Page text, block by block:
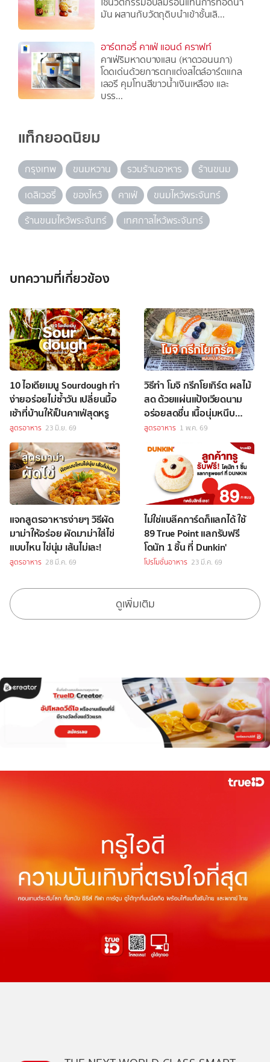
มัน ผสานกับวัตถุดิบนำเข้าชั้นเลิ...
อาร์ตทอรี่ คาเฟ่ แอนด์ คราฟท์
คาเฟ่ริมหาดบางแสน (หาดวอนนภา)
โดดเด่นด้วยการตกแต่งสไตล์อาร์ตแกล
เลอรี คุมโทนสีขาวน้ำเงินเหลือง และ
บรร...
แท็กยอดนิยม
กรุงเทพ ขนมหวาน รวมร้านอาหาร
ร้านขนม
เดลิเวอรี่
ของไหว้ คาเฟ่
ขนมไหว้พระจันทร์
ร้านขนมไหว้พระจันทร์
เทศกาลไหว้พระจันทร์
บทความที่เกี่ยวข้อง
10 ไอเดียเมนู Sourdough ทำ
ง่ายอร่อยไม่ซ้ำวัน เปลี่ยนมื้อ
เช้าที่บ้านให้เป็นคาเฟ่สุดหรู
สูตรอาหาร 23 มิ.ย. 69
วิธีทำ โมจิ กรีกโยเกิร์ต ผลไม้
สด ด้วยแผ่นแป้งเวียดนาม
อร่อยสดชื่น เนื้อนุ่มหนึบ
หนับ!
สูตรอาหาร 1 พ.ค. 69
แจกสูตรอาหารง่ายๆ วิธีผัด
มาม่าให้อร่อย ผัดมาม่าใส่ไข่
แบบไหน ไข่นุ่ม เส้นไม่เละ!
สูตรอาหาร 28 มี.ค. 69
ไม่ใช่แบล๊คการ์ดก็แลกได้ ใช้
89 True Point แลกรับฟรี
โดนัท 1 ชิ้น ที่ Dunkin'
โปรโมชั่นอาหาร 23 มี.ค. 69
ดูเพิ่มเติม